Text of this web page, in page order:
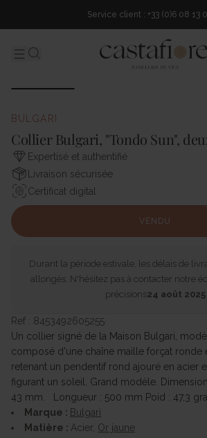
Service client : +33 (0)6 08 13
Menu
BULGARI
Collier Bulgari, "Tondo Sun",
Expertisé et authentifié
Livraison sécurisée
Certificat digital
VENDU
Durant la période estivale, les délais de
allongés. N'hésitez pas à contacter notre
précisions24 août 2025
Ref : 8453492605255
Un collier signé de la Maison Bulgari,
composé d'une chaîne maille forçat ronde
retenant un pendentif rond ajouré en acier
figurant un soleil. Grand modèle.
43 mm. Longueur : 500 mm Poid : 47,3
Marque : Bulgari
Matière : Acier, Or jaune